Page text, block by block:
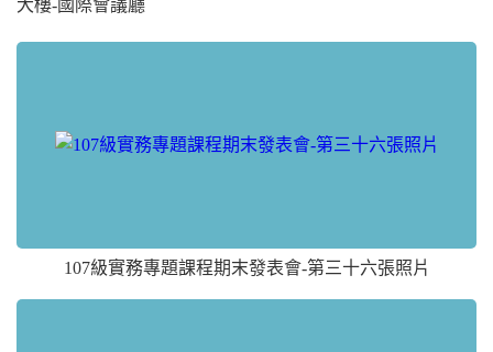
大樓-國際會議廳
107級實務專題課程期末發表會-第三十六張照片